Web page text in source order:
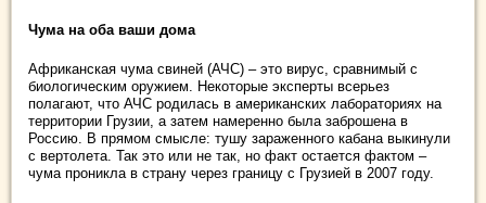
Чума на оба ваши дома
Африканская чума свиней (АЧС) – это вирус, сравнимый с
биологическим оружием. Некоторые эксперты всерьез
полагают, что АЧС родилась в американских лабораториях на
территории Грузии, а затем намеренно была заброшена в
Россию. В прямом смысле: тушу зараженного кабана выкинули
с вертолета. Так это или не так, но факт остается фактом –
чума проникла в страну через границу с Грузией в 2007 году.